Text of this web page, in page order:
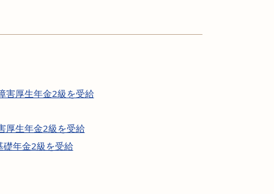
害厚生年金2級を受給
厚生年金2級を受給
年金2級を受給